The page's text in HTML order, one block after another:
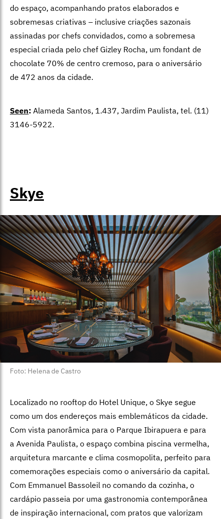
do espaço, acompanhando pratos elaborados e
sobremesas criativas – inclusive criações sazonais
assinadas por chefs convidados, como a sobremesa
especial criada pelo chef Gizley Rocha, um fondant de
chocolate 70% de centro cremoso, para o aniversário
de 472 anos da cidade.
Seen: Alameda Santos, 1.437, Jardim Paulista, tel. (11)
3146-5922.
Skye
Foto: Helena de Castro
Localizado no rooftop do Hotel Unique, o Skye segue
como um dos endereços mais emblemáticos da cidade.
Com vista panorâmica para o Parque Ibirapuera e para
a Avenida Paulista, o espaço combina piscina vermelha,
arquitetura marcante e clima cosmopolita, perfeito para
comemorações especiais como o aniversário da capital.
Com Emmanuel Bassoleil no comando da cozinha, o
cardápio passeia por uma gastronomia contemporânea
de inspiração internacional, com pratos que valorizam